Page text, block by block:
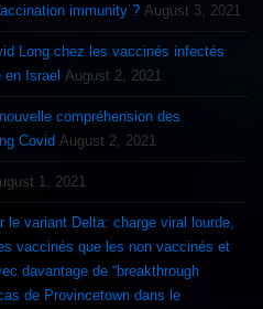
immunity ? August 3, 2021
Long chez les vaccinés infectés
parmi les professionnels de santé en Israel August 2, 2021
compréhension des
sur le long Covid August 2, 2021
1, 2021
variant Delta: charge viral lourde,
vaccinés que les non vaccinés et
davantage de “breakthrough
de Provincetown dans le